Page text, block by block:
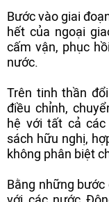
Bước vào giai
hết của ngoại
cấm vận, phục
nước.
Trên tinh thần
điều chỉnh,
hệ với tất cả
sách hữu nghị,
không phân biệt
Bằng những